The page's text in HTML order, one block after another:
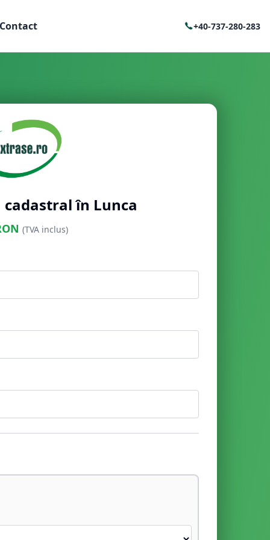
Contact +40-737-280-283
cadastral în Lunca
(TVA inclus)